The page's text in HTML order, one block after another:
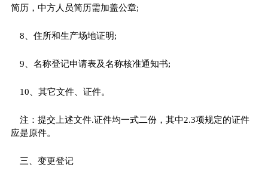
简历，中方人员简历需加盖公章;
8、住所和生产场地证明;
9、名称登记申请表及名称核准通知书;
10、其它文件、证件。
注：提交上述文件.证件均一式二份，其中2.3项规定的证件
应是原件。
三、变更登记